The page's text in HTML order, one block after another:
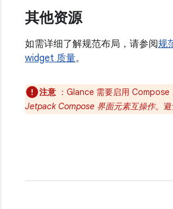
其他资源
如需详细了解规范布局，请参阅规
widget 质量。
注意 ：Glance 需要启用
Jetpack Compose 界面元素互操作。避